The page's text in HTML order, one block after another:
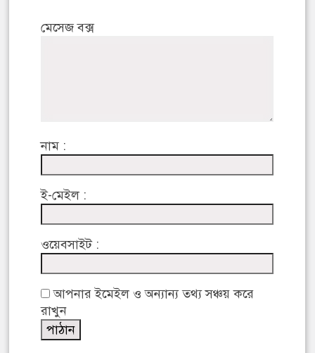
মেসেজ বক্স
নাম :
ই-মেইল :
ওয়েবসাইট :
আপনার ইমেইল ও অন্যান্য তথ্য সঞ্চয় করে
রাখুন